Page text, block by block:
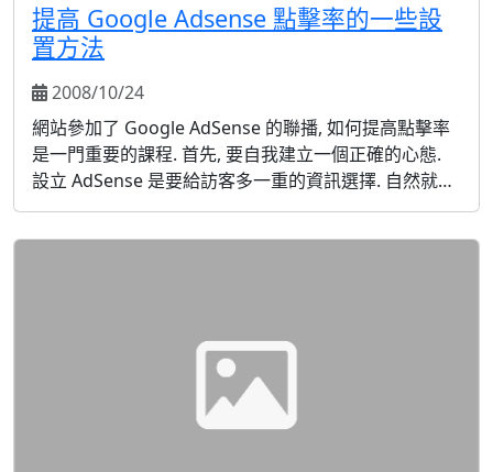
提高 Google Adsense 點擊率的一些設
置方法
2008/10/24
網站參加了 Google AdSense 的聯播, 如何提高點擊率
是一門重要的課程. 首先, 要自我建立一個正確的心態.
設立 AdSense 是要給訪客多一重的資訊選擇. 自然就能
得到回應的廣告點擊.